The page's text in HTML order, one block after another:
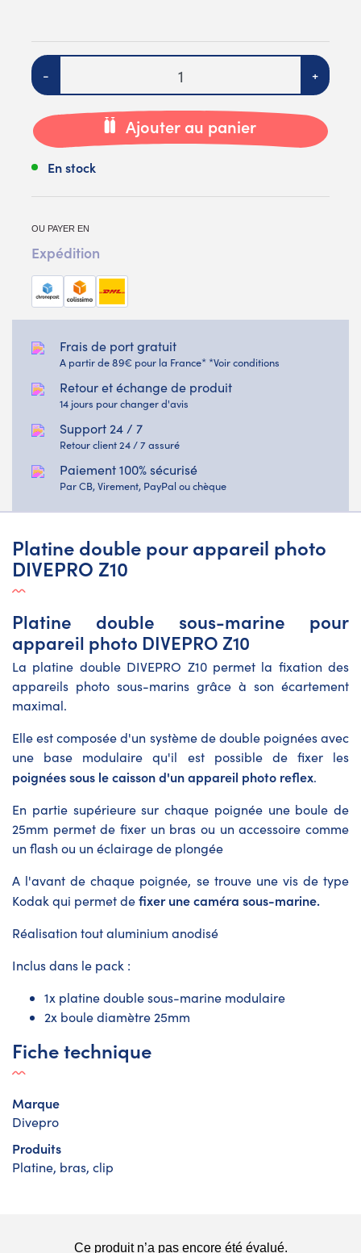
Quantité
- +
Ajouter au panier
En stock
OU PAYER EN
Expédition
Frais de port gratuit
A partir de 89€ pour la France* *Voir conditions
Retour et échange de produit
14 jours pour changer d'avis
Support 24 / 7
Retour client 24 / 7 assuré
Paiement 100% sécurisé
Par CB, Virement, PayPal ou chèque
Platine double pour appareil photo
DIVEPRO Z10
Platine double sous-marine pour
appareil photo DIVEPRO Z10
La platine double DIVEPRO Z10 permet la fixation des
appareils photo sous-marins grâce à son écartement
maximal.
Elle est composée d'un système de double poignées avec
une base modulaire qu'il est possible de fixer les
poignées sous le caisson d'un appareil photo reflex.
En partie supérieure sur chaque poignée une boule de
25mm permet de fixer un bras ou un accessoire comme
un flash ou un éclairage de plongée
A l'avant de chaque poignée, se trouve une vis de type
Kodak qui permet defixer une caméra sous-marine.
Réalisation tout aluminium anodisé
Inclus dans le pack :
1x platine double sous-marine modulaire
2x boule diamètre 25mm
Fiche technique
Marque
Divepro
Produits
Platine, bras, clip